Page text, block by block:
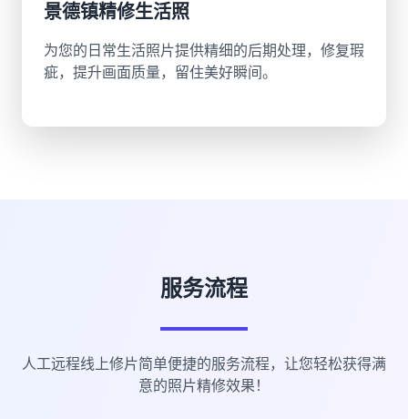
景德镇精修生活照
为您的日常生活照片提供精细的后期处理，修复瑕
疵，提升画面质量，留住美好瞬间。
服务流程
人工远程线上修片简单便捷的服务流程，让您轻松获得满
意的照片精修效果！